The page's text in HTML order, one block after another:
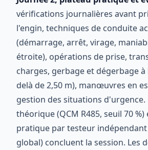
vérifications journalières avant
l'engin, techniques de conduite
(démarrage, arrêt, virage,
étroite), opérations de prise,
charges, gerbage et dégerbage
delà de 2,50 m), manœuvres en
gestion des situations d'urgence.
théorique (QCM R485, seuil 70
pratique par testeur indépendant
global) concluent la session. Les